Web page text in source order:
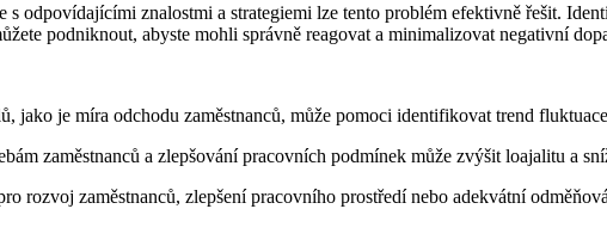
s odpovídajícími znalostmi a strategiemi lze tento problém efektivně řešit.
podniknout, abyste mohli správně reagovat a minimalizovat negativní
jako je míra odchodu zaměstnanců, může pomoci identifikovat trend
zaměstnanců a zlepšování pracovních podmínek může zvýšit loajalitu a
rozvoj zaměstnanců, zlepšení pracovního prostředí nebo adekvátní